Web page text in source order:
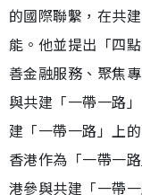
的國際聯繫，在共
能。他並提出「四
善金融服務、聚焦
與共建「一帶一路
建「一帶一路」上
香港作為「一帶一
港參與共建「一帶